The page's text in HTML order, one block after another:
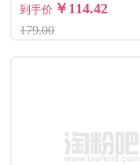
到手价 ￥114.42
179.00